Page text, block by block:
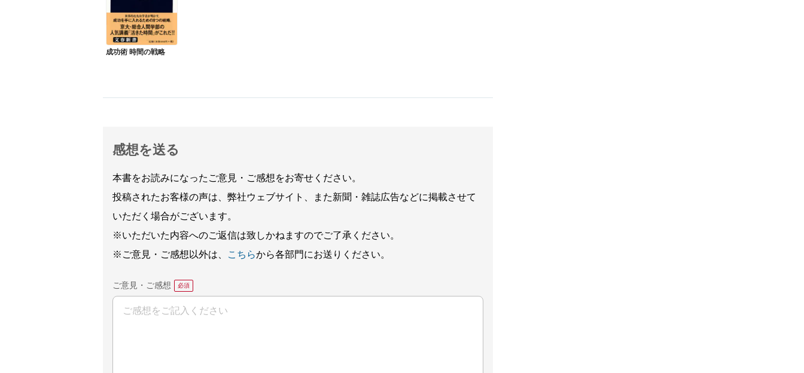
成功術 時間の戦略
感想を送る
本書をお読みになったご意見・ご感想をお寄せください。
投稿されたお客様の声は、弊社ウェブサイト、また新聞・雑誌広告などに掲載させて
いただく場合がございます。
※いただいた内容へのご返信は致しかねますのでご了承ください。
※ご意見・ご感想以外は、
こちらから各部門にお送りください。
ご意見・ご感想